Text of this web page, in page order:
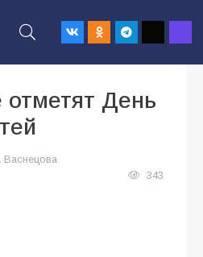
отметят День
Васнецова
343